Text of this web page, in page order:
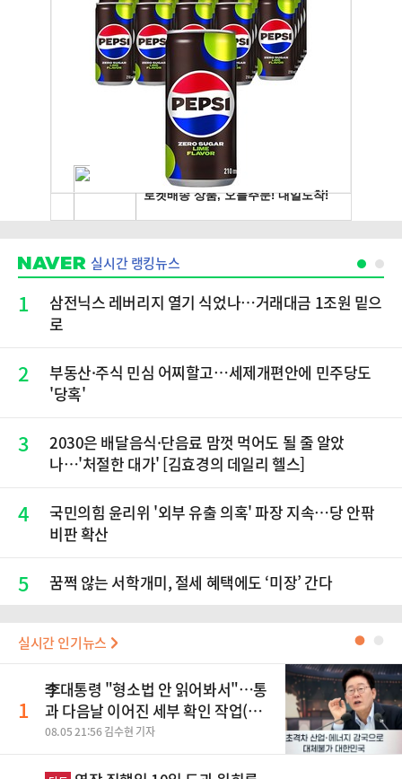
실시간 랭킹뉴스
1
삼전닉스 레버리지 열기 식었나…거래대금 1조원 밑으
로
2
부동산·주식 민심 어찌할고…세제개편안에 민주당도
'당혹'
3
2030은 배달음식·단음료 맘껏 먹어도 될 줄 알았
나…'처절한 대가' [김효경의 데일리 헬스]
4
국민의힘 윤리위 '외부 유출 의혹' 파장 지속…당 안팎
비판 확산
5 꿈쩍 않는 서학개미, 절세 혜택에도 ‘미장’ 간다
실시간 인기뉴스 ●
1
李대통령 "형소법 안 읽어봐서"…통
과 다음날 이어진 세부 확인 작업(종
합)
08.05 21:56 김수현 기자